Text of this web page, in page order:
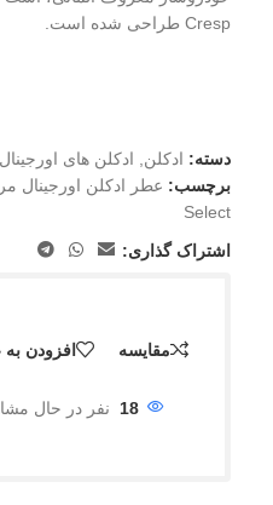
Cresp طراحی شده است.
دسته: ادکلن, ادکلن های اورجینال
برچسب:
Select
اشتراک گذاری:
مقایسه افزودن
18 نفر در حال